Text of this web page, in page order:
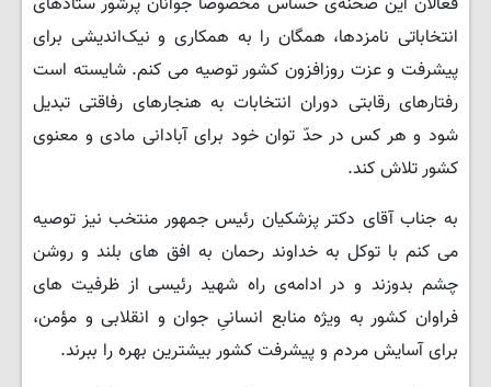
انتخاباتی نامزدها، همگان را به همکاری و نیک‌اندیشی برای
پیشرفت و عزت روزافزون کشور توصیه می کنم. شایسته است
رفتارهای رقابتی دوران انتخابات به هنجارهای رفاقتی تبدیل
شود و هر کس در حدّ توان خود برای آبادانی مادی و معنوی
کشور تلاش کند.
به جناب آقای دکتر پزشکیان رئیس جمهور منتخب نیز توصیه
می کنم با توکل به خداوند رحمان به افق های بلند و روشن
چشم بدوزند و در ادامه‌ی راه شهید رئیسی از ظرفیت های
فراوان کشور به ویژه منابع انسانیِ جوان و انقلابی و مؤمن،
برای آسایش مردم و پیشرفت کشور بیشترین بهره را ببرند.